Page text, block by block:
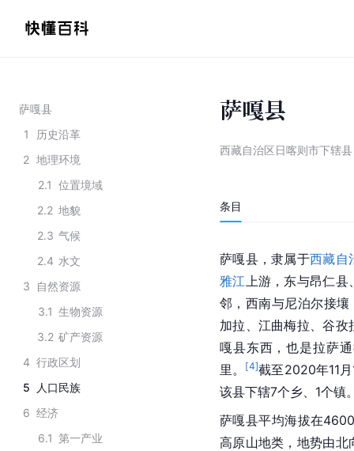
萨嘎县
1
历史沿革
2 地理环境
2.1 位置境域
2.2 地貌
2.3 气候
2.4 水文
3
自然资源
3.1 生物资源
3.2 矿产资源
4 行政区划
5
人口民族
6 经济
6.1 第一产业
萨嘎县
西藏自治区日喀则市下辖县
条目
萨嘎县，隶属于西藏自
雅江 上游，东与昂仁
邻，西南与尼泊尔接
加拉、江曲梅拉、谷孜
嘎县东西，也是拉萨
里。
[4]截至2020年11
该县下辖7个乡、1个镇
萨嘎县平均海拔在
高原山地类，地势由北